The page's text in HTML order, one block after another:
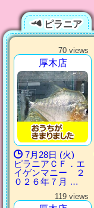
ピラニア
70 views
厚木店
7月28日 (火)
ピラニアＣＦ．エ
イゲンマニー ２
０２６年７月 …
119 views